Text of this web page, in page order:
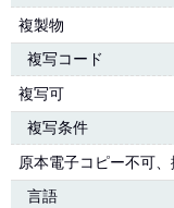
複製物
複写コード
複写可
複写条件
原本電子コピー不可
言語